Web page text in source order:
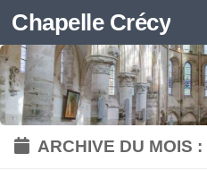
Skip to content
Chapelle Crécy
ARCHIVE DU MOIS :